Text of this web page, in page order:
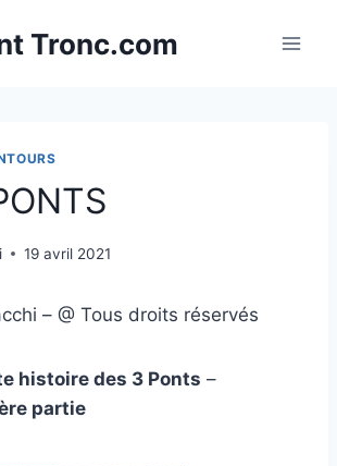
Tronc.com
19 avril 2021
– @ Tous droits réservés
histoire des 3 Ponts –
partie